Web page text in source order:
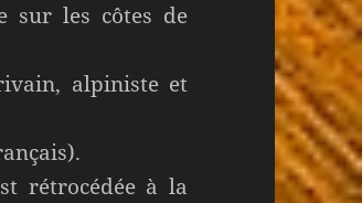
sur les côtes de
alpiniste et
rétrocédée à la